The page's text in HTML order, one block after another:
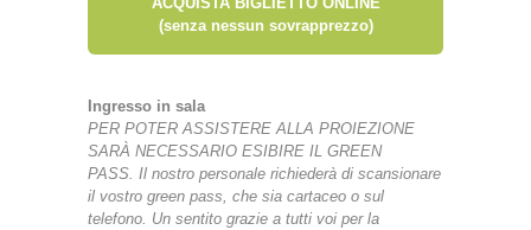
(senza nessun sovrapprezzo)
Ingresso in sala
PER POTER ASSISTERE ALLA PROIEZIONE
SARÀ NECESSARIO ESIBIRE IL GREEN
PASS. Il nostro personale richiederà di scansionare
il vostro green pass, che sia cartaceo o sul
telefono. Un sentito grazie a tutti voi per la